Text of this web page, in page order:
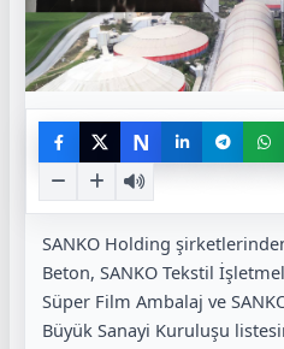
N
SANKO Holding
Beton, SANKO Tekstil
Süper Film Ambalaj ve
Büyük Sanayi Kuruluşu